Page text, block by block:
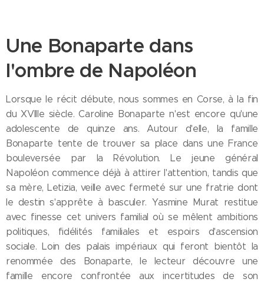
Une Bonaparte dans
l'ombre de Napoléon
Lorsque le récit débute, nous sommes en Corse, à la fin
du XVIIIe siècle. Caroline Bonaparte n'est encore qu'une
adolescente de quinze ans. Autour d'elle, la famille
Bonaparte tente de trouver sa place dans une France
bouleversée par la Révolution. Le jeune général
Napoléon commence déjà à attirer l'attention, tandis que
sa mère, Letizia, veille avec fermeté sur une fratrie dont
le destin s'apprête à basculer. Yasmine Murat restitue
avec finesse cet univers familial où se mêlent ambitions
politiques, fidélités familiales et espoirs d'ascension
sociale. Loin des palais impériaux qui feront bientôt la
renommée des Bonaparte, le lecteur découvre une
famille encore confrontée aux incertitudes de son